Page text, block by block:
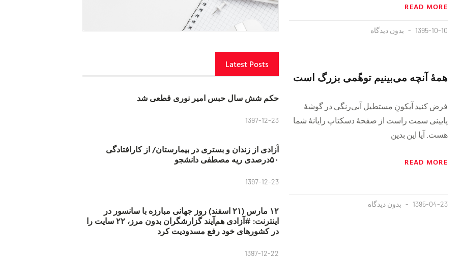
READ MORE
1395-10-10 بدون دیدگاه
همۀ آنچه می‌بینیم توهّمی بزرگ است
فرض کنید آیکونِ مستطیل آبی‌رنگی در گوشۀ
پایینی سمت راست از صفحۀ دسکتاپ رایانۀ شما
هست. آیا این بدین
READ MORE
1395-04-23 بدون دیدگاه
Latest Posts
حکم شش سال حبس امیر نوری قطعی شد
1397-12-23
آزادی از زندان و بستری در بیمارستان/ از کارافتادگی
۵۰درصدی ریه مصطفی دانشجو
1397-12-23
۱۲ مارس (۲۱ اسفند) روز جهانی مبارزه با سانسور در
اینترنت: #آزادی هم‌آیند گزارشگران‌ بدون مرز، ۲۲ سایت را
در کشورهای خود رفع مسدودیت کرد
1397-12-22